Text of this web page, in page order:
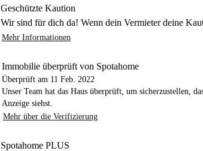
Geschützte Kaution
Wir sind für dich da! Wenn dein Vermieter deine
Mehr Informationen
Immobilie überprüft von Spotahome
Überprüft am 11 Feb. 2022
Unser Team hat das Haus überprüft, um sicherzustellen,
Anzeige siehst.
Mehr über die Verifizierung
Spotahome PLUS